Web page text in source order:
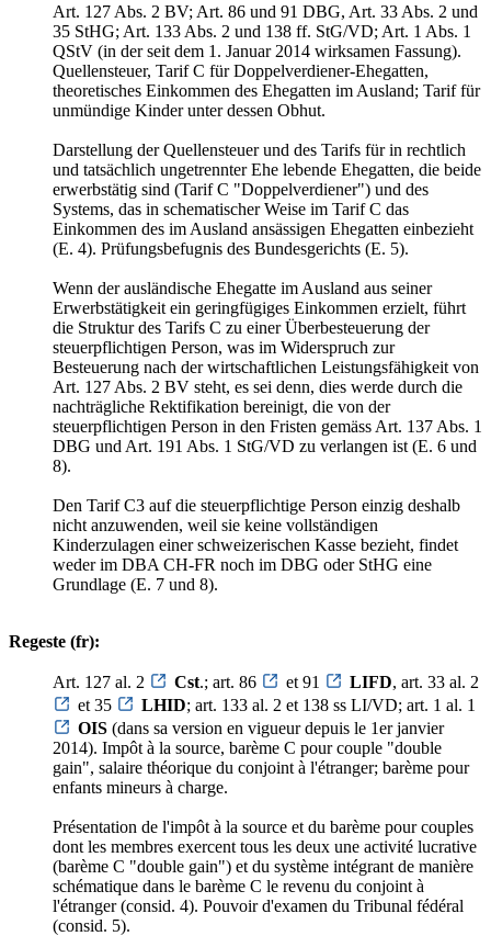
Art. 127 Abs. 2 BV; Art. 86 und 91 DBG, Art. 33 Abs. 2 und
35 StHG; Art. 133 Abs. 2 und 138 ff. StG/VD; Art. 1 Abs. 1
QStV (in der seit dem 1. Januar 2014 wirksamen Fassung).
Quellensteuer, Tarif C für Doppelverdiener-Ehegatten,
theoretisches Einkommen des Ehegatten im Ausland; Tarif für
unmündige Kinder unter dessen Obhut.
Darstellung der Quellensteuer und des Tarifs für in rechtlich
und tatsächlich ungetrennter Ehe lebende Ehegatten, die beide
erwerbstätig sind (Tarif C "Doppelverdiener") und des
Systems, das in schematischer Weise im Tarif C das
Einkommen des im Ausland ansässigen Ehegatten einbezieht
(E. 4). Prüfungsbefugnis des Bundesgerichts (E. 5).
Wenn der ausländische Ehegatte im Ausland aus seiner
Erwerbstätigkeit ein geringfügiges Einkommen erzielt, führt
die Struktur des Tarifs C zu einer Überbesteuerung der
steuerpflichtigen Person, was im Widerspruch zur
Besteuerung nach der wirtschaftlichen Leistungsfähigkeit von
Art. 127 Abs. 2 BV steht, es sei denn, dies werde durch die
nachträgliche Rektifikation bereinigt, die von der
steuerpflichtigen Person in den Fristen gemäss Art. 137 Abs. 1
DBG und Art. 191 Abs. 1 StG/VD zu verlangen ist (E. 6 und
8).
Den Tarif C3 auf die steuerpflichtige Person einzig deshalb
nicht anzuwenden, weil sie keine vollständigen
Kinderzulagen einer schweizerischen Kasse bezieht, findet
weder im DBA CH-FR noch im DBG oder StHG eine
Grundlage (E. 7 und 8).
Regeste (fr):
Art. 127 al. 2 Cst.; art. 86 et 91 LIFD, art. 33 al. 2
et 35
LHID; art. 133 al. 2 et 138 ss LI/VD; art. 1 al. 1
OIS (dans sa version en vigueur depuis le 1er janvier
2014). Impôt à la source, barème C pour couple "double
gain", salaire théorique du conjoint à l'étranger; barème pour
enfants mineurs à charge.
Présentation de l'impôt à la source et du barème pour couples
dont les membres exercent tous les deux une activité lucrative
(barème C "double gain") et du système intégrant de manière
schématique dans le barème C le revenu du conjoint à
l'étranger (consid. 4). Pouvoir d'examen du Tribunal fédéral
(consid. 5).